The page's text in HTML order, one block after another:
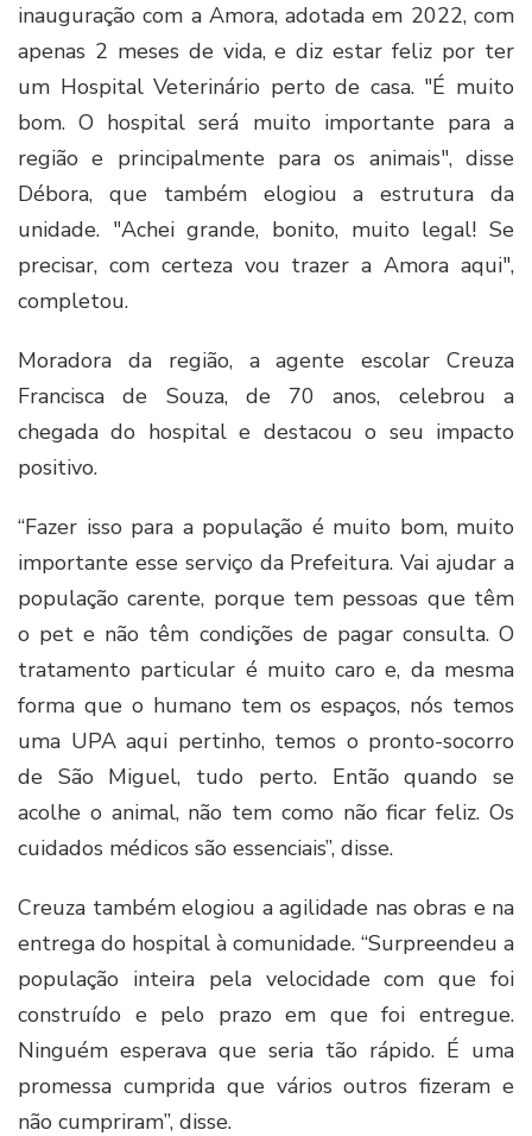
inauguração com a Amora, adotada em 2022, com
apenas 2 meses de vida, e diz estar feliz por ter
um Hospital Veterinário perto de casa. "É muito
bom. O hospital será muito importante para a
região e principalmente para os animais", disse
Débora, que também elogiou a estrutura da
unidade. "Achei grande, bonito, muito legal! Se
precisar, com certeza vou trazer a Amora aqui",
completou.
Moradora da região, a agente escolar Creuza
Francisca de Souza, de 70 anos, celebrou a
chegada do hospital e destacou o seu impacto
positivo.
“Fazer isso para a população é muito bom, muito
importante esse serviço da Prefeitura. Vai ajudar a
população carente, porque tem pessoas que têm
o pet e não têm condições de pagar consulta. O
tratamento particular é muito caro e, da mesma
forma que o humano tem os espaços, nós temos
uma UPA aqui pertinho, temos o pronto-socorro
de São Miguel, tudo perto. Então quando se
acolhe o animal, não tem como não ficar feliz. Os
cuidados médicos são essenciais”, disse.
Creuza também elogiou a agilidade nas obras e na
entrega do hospital à comunidade. “Surpreendeu a
população inteira pela velocidade com que foi
construído e pelo prazo em que foi entregue.
Ninguém esperava que seria tão rápido. É uma
promessa cumprida que vários outros fizeram e
não cumpriram”, disse.